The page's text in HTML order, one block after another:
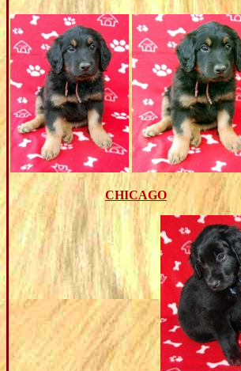
CHICAGO